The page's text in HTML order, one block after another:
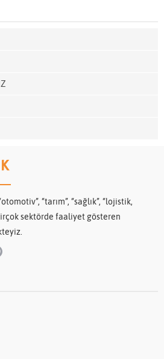
“tarım”, “sağlık”, “lojistik,
sektörde faaliyet gösteren